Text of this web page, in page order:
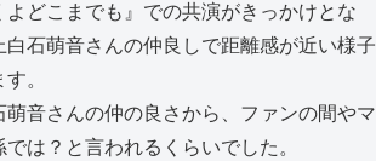
よどこまでも』での共演がきっかけとな
白石萌音さんの仲良しで距離感が近い様子
。
音さんの仲の良さから、ファンの間やマ
は？と言われるくらいでした。